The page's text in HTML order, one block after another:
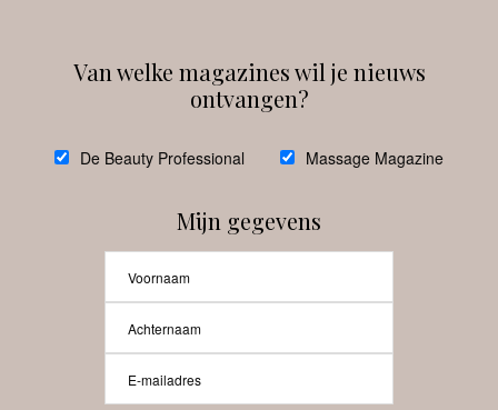
debeautyprofessional
Beauty-Pro.nl
Van welke magazines wil je nieuws
ontvangen?
De Beauty Professional Massage Magazine
Mijn gegevens